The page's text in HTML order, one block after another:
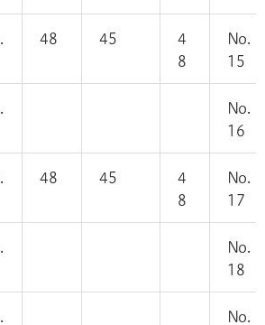
48 45
4
8
No.
15
No.
16
48 45
4
8
No.
17
No.
18
No.